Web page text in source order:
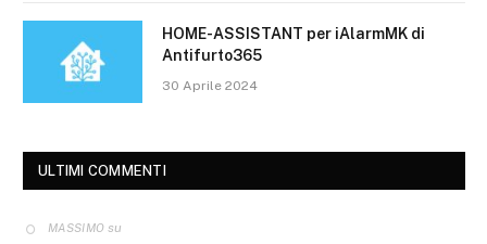
HOME-ASSISTANT per iAlarmMK di
Antifurto365
30 Aprile 2024
ULTIMI COMMENTI
MASSIMO su